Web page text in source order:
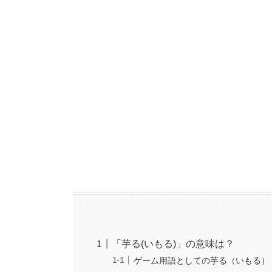
「芋る(いもる)」の意味は？
ゲーム用語としての芋る（いもる）